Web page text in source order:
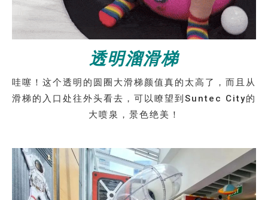
透明溜滑梯
哇噻！这个透明的圆圈大滑梯颜值真的太高了，而且从
滑梯的入口处往外头看去，可以瞭望到Suntec City的
大喷泉，景色绝美！